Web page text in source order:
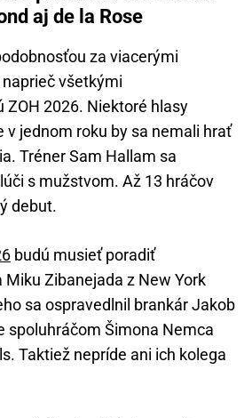
aj de la Rose
za viacerými
všetkými
ZOH 2026. Niektoré hlasy
v jednom roku by sa nemali hrať
Tréner Sam Hallam sa
s mužstvom. Až 13 hráčov
debut.
budú musieť poradiť
Zibanejada z New York
sa ospravedlnil brankár Jakob
spoluhráčom Šimona Nemca
Taktiež nepríde ani ich kolega